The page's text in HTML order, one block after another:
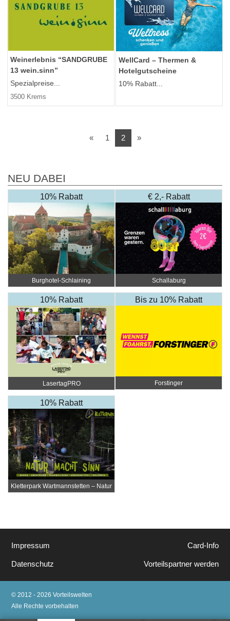
Weinerlebnis “SANDGRUBE
13 wein.sinn”
Spezialpreise...
3500 Krems
WellCard – Thermen &
Hotelgutscheine
10% Rabatt...
«Vorherige
1 2 »Nächste
NEU DABEI
10% Rabatt
Burghotel-Schlaining
€ 2,- Rabatt
Schallaburg
10% Rabatt
LasertagPRO
Bis zu 10% Rabatt
Forstinger
10% Rabatt
Kletterpark Wartmannstetten – Natur
Impressum
Datenschutz
Card-Info
Vorteilspartner werden
© 2012 - 2026 Vorteilswelten
Alle Rechte vorbehalten